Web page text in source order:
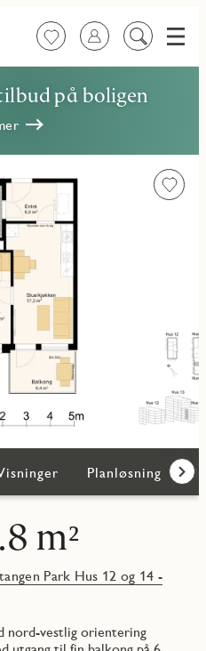
FavoritterLogg inn
Søk
Meny
på boligen
Planløsning
m²
Park Hus 12 og 14 -
nord-vestlig orientering